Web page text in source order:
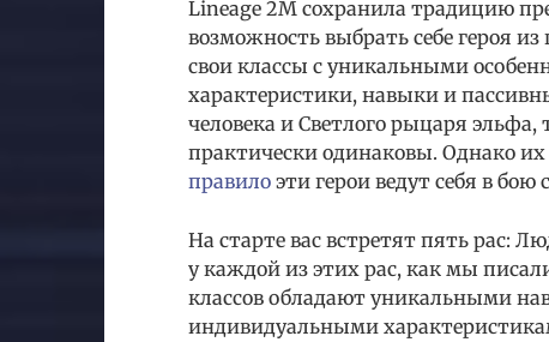
Lineage 2М сохранила традицию
возможность выбрать себе героя
свои классы с уникальными
характеристики, навыки и
человека и Светлого рыцаря
практически одинаковы. Однако
правило эти герои ведут себя в
На старте вас встретят пять
у каждой из этих рас, как мы
классов обладают уникальными
индивидуальными